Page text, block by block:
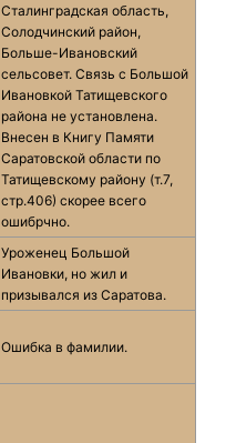
Сталинградская область,
Солодчинский район,
Больше-Ивановский
сельсовет. Связь с Большой
Ивановкой Татищевского
района не установлена.
Внесен в Книгу Памяти
Саратовской области по
Татищевскому району (т.7,
стр.406) скорее всего
ошибрчно.
Уроженец Большой
Ивановки, но жил и
призывался из Саратова.
Ошибка в фамилии.